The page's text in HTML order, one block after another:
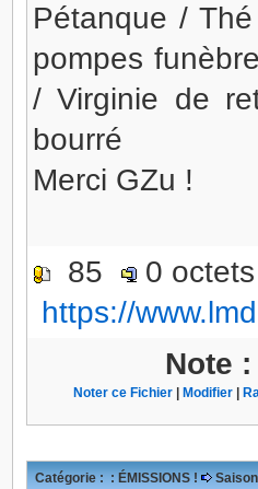
Pétanque /
pompes
/ Virginie de
bourré
Merci GZu !
85
0
https://
Note
Noter ce Fichier Modifier
Catégorie : : ÉMISSIONS !